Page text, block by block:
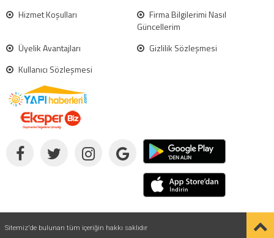
Hizmet Koşulları
Firma Bilgilerimi Nasıl
Güncellerim
Üyelik Avantajları
Gizlilik Sözleşmesi
Kullanıcı Sözleşmesi
Sitemiz'de bulunan tüm içeriğin hakkı saklıdır